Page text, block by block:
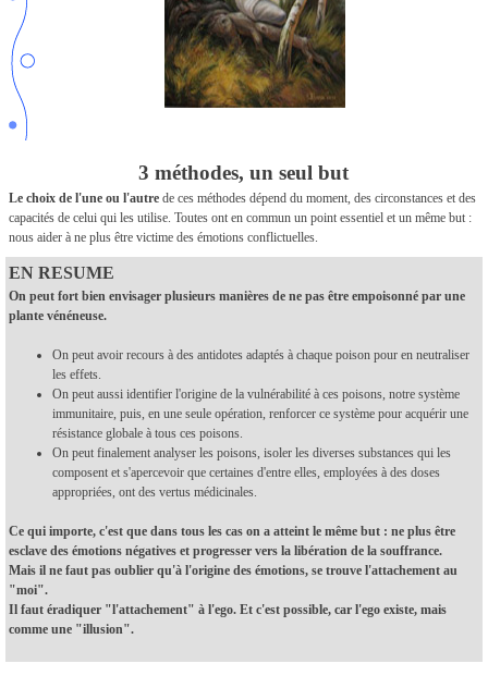
3 méthodes, un seul but
Le choix de l'une ou l'autre de ces méthodes dépend du moment, des circonstances et des
capacités de celui qui les utilise. Toutes ont en commun un point essentiel et un même but :
nous aider à ne plus être victime des émotions conflictuelles.
EN RESUME
On peut fort bien envisager plusieurs manières de ne pas être empoisonné par une
plante vénéneuse.
On peut avoir recours à des antidotes adaptés à chaque poison pour en neutraliser
les effets.
On peut aussi identifier l'origine de la vulnérabilité à ces poisons, notre système
immunitaire, puis, en une seule opération, renforcer ce système pour acquérir une
résistance globale à tous ces poisons.
On peut finalement analyser les poisons, isoler les diverses substances qui les
composent et s'apercevoir que certaines d'entre elles, employées à des doses
appropriées, ont des vertus médicinales.
Ce qui importe, c'est que dans tous les cas on a atteint le même but : ne plus être
esclave des émotions négatives et progresser vers la libération de la souffrance.
Mais il ne faut pas oublier qu'à l'origine des émotions, se trouve l'attachement au
"moi".
Il faut éradiquer "l'attachement" à l'ego. Et c'est possible, car l'ego existe, mais
comme une "illusion".